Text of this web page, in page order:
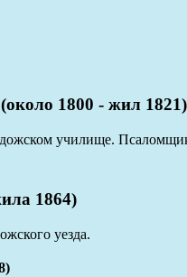
1800 - жил 1821)
училище.
1864)
уезда.